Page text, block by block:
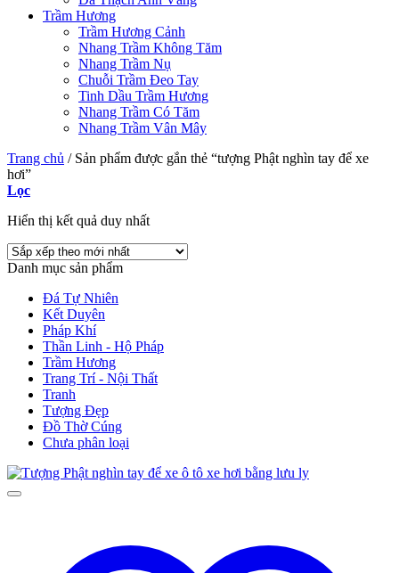
Trầm Hương
Trầm Hương Cảnh
Nhang Trầm Không Tăm
Nhang Trầm Nụ
Chuỗi Trầm Đeo Tay
Tinh Dầu Trầm Hương
Nhang Trầm Có Tăm
Nhang Trầm Vân Mây
Trang chủ /Sản phẩm được gắn thẻ “tượng Phật nghìn tay để xe
hơi”
Lọc
Hiển thị kết quả duy nhất
Danh mục sản phẩm
Đá Tự Nhiên
Kết Duyên
Pháp Khí
Thần Linh - Hộ Pháp
Trầm Hương
Trang Trí - Nội Thất
Tranh
Tượng Đẹp
Đồ Thờ Cúng
Chưa phân loại